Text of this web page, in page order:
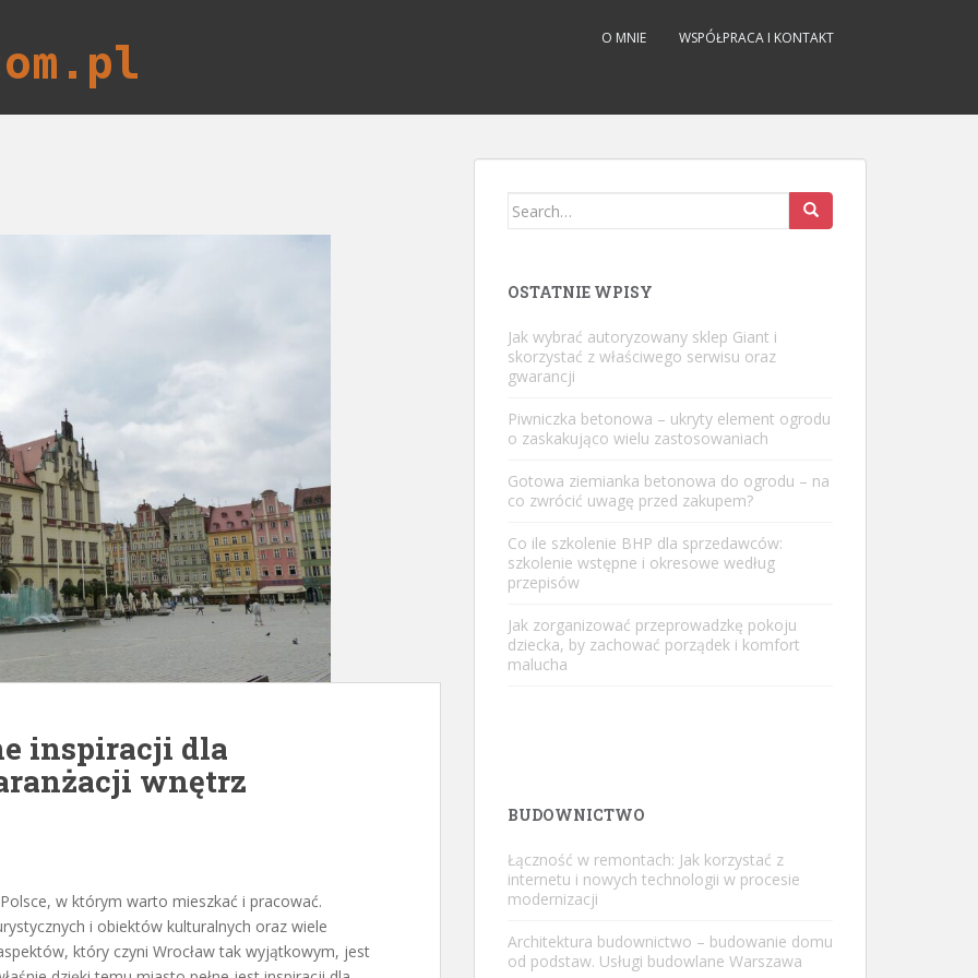
O MNIE WSPÓŁPRACA I KONTAKT
inspiracji dla
wnętrz
w którym warto mieszkać i pracować.
i obiektów kulturalnych oraz wiele
który czyni Wrocław tak wyjątkowym, jest
Search
OSTATNIE WPISY
Jak wybrać autoryzowany sklep Giant i
skorzystać z właściwego serwisu oraz
gwarancji
Piwniczka betonowa – ukryty element ogrodu
o zaskakująco wielu zastosowaniach
Gotowa ziemianka betonowa do ogrodu – na
co zwrócić uwagę przed zakupem?
Co ile szkolenie BHP dla sprzedawców:
szkolenie wstępne i okresowe według
przepisów
Jak zorganizować przeprowadzkę pokoju
dziecka, by zachować porządek i komfort
malucha
BUDOWNICTWO
Łączność w remontach: Jak korzystać z
internetu i nowych technologii w procesie
modernizacji
Architektura budownictwo – budowanie domu
od podstaw. Usługi budowlane Warszawa